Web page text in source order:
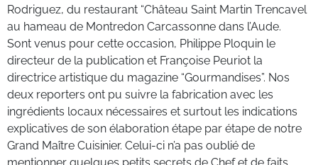
Rodriguez, du restaurant “Château Saint Martin Trencavel
au hameau de Montredon Carcassonne dans l’Aude.
Sont venus pour cette occasion, Philippe Ploquin le
directeur de la publication et Françoise Peuriot la
directrice artistique du magazine “Gourmandises”. Nos
deux reporters ont pu suivre la fabrication avec les
ingrédients locaux nécessaires et surtout les indications
explicatives de son élaboration étape par étape de notre
Grand Maître Cuisinier. Celui-ci n’a pas oublié de
mentionner quelques petits secrets de Chef et de faits